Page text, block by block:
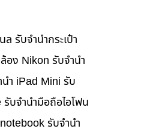
รับจำนำกระเป๋า
อง Nikon รับจำนำ
ำ iPad Mini รับ
บจำนำมือถือไอโฟน
รับจำนำ